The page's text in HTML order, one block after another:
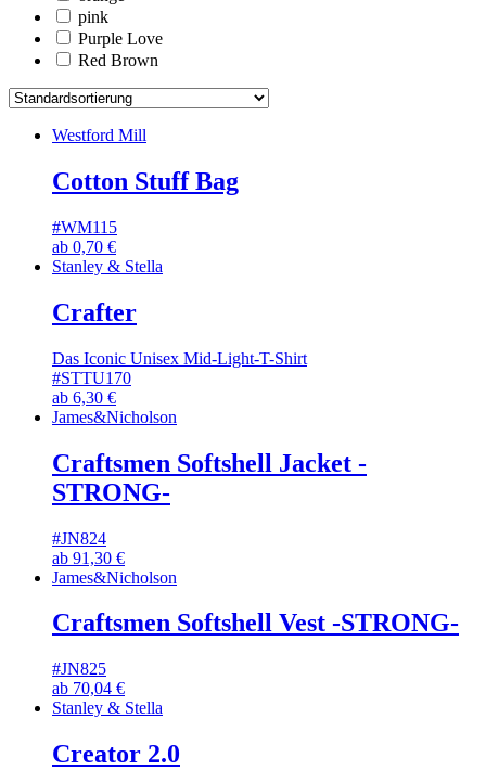
pink
Purple Love
Red Brown
Westford Mill
Cotton Stuff Bag
#WM115
ab 0,70 €
Stanley & Stella
Crafter
Das Iconic Unisex Mid-Light-T-Shirt
#STTU170
ab 6,30 €
James&Nicholson
Craftsmen Softshell Jacket -
STRONG-
#JN824
ab 91,30 €
James&Nicholson
Craftsmen Softshell Vest -STRONG-
#JN825
ab 70,04 €
Stanley & Stella
Creator 2.0